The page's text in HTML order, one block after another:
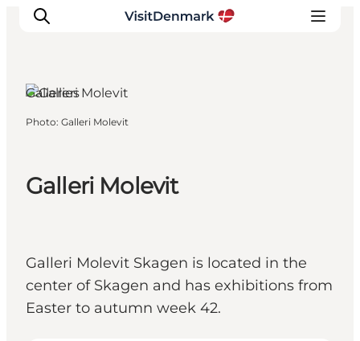
Quoi faire
Galleri Molevit
Galleri Molevit Skagen is located in the
center of Skagen and has exhibitions from
Easter to autumn week 42.
Galleries
Photo: Galleri Molevit